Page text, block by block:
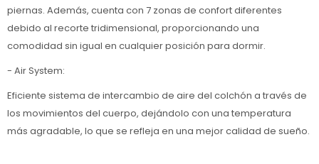
piernas. Además, cuenta con 7 zonas de confort diferentes
debido al recorte tridimensional, proporcionando una
comodidad sin igual en cualquier posición para dormir.
- Air System:
Eficiente sistema de intercambio de aire del colchón a través de
los movimientos del cuerpo, dejándolo con una temperatura
más agradable, lo que se refleja en una mejor calidad de sueño.